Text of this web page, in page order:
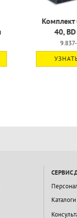
Комплект
13
СЕРВИС